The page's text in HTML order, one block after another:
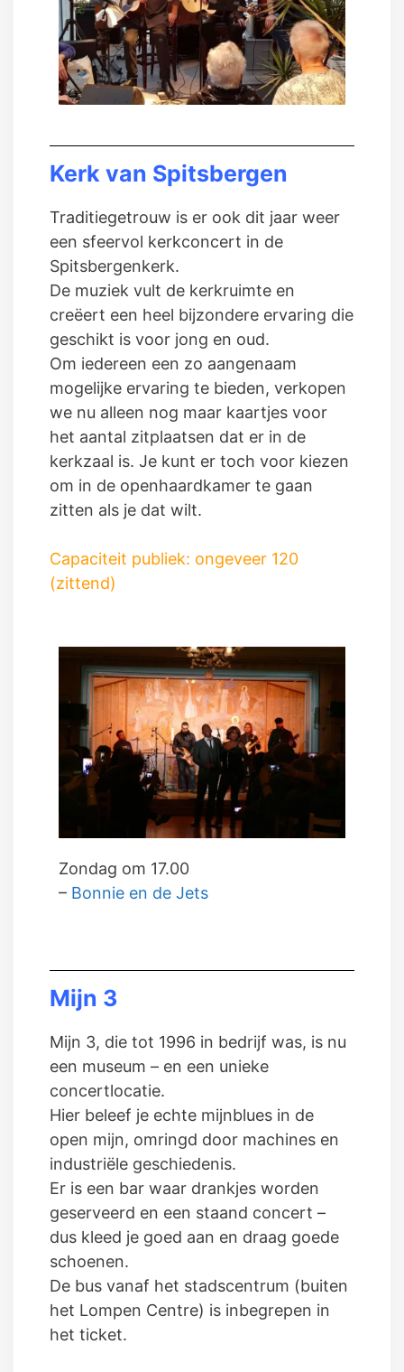
Kerk van Spitsbergen
Traditiegetrouw is er ook dit jaar weer
een sfeervol kerkconcert in de
Spitsbergenkerk.
De muziek vult de kerkruimte en
creëert een heel bijzondere ervaring die
geschikt is voor jong en oud.
Om iedereen een zo aangenaam
mogelijke ervaring te bieden, verkopen
we nu alleen nog maar kaartjes voor
het aantal zitplaatsen dat er in de
kerkzaal is. Je kunt er toch voor kiezen
om in de openhaardkamer te gaan
zitten als je dat wilt.
Capaciteit publiek: ongeveer 120
(zittend)
Zondag om 17.00
– Bonnie en de Jets
Mijn 3
Mijn 3, die tot 1996 in bedrijf was, is nu
een museum – en een unieke
concertlocatie.
Hier beleef je echte mijnblues in de
open mijn, omringd door machines en
industriële geschiedenis.
Er is een bar waar drankjes worden
geserveerd en een staand concert –
dus kleed je goed aan en draag goede
schoenen.
De bus vanaf het stadscentrum (buiten
het Lompen Centre) is inbegrepen in
het ticket.